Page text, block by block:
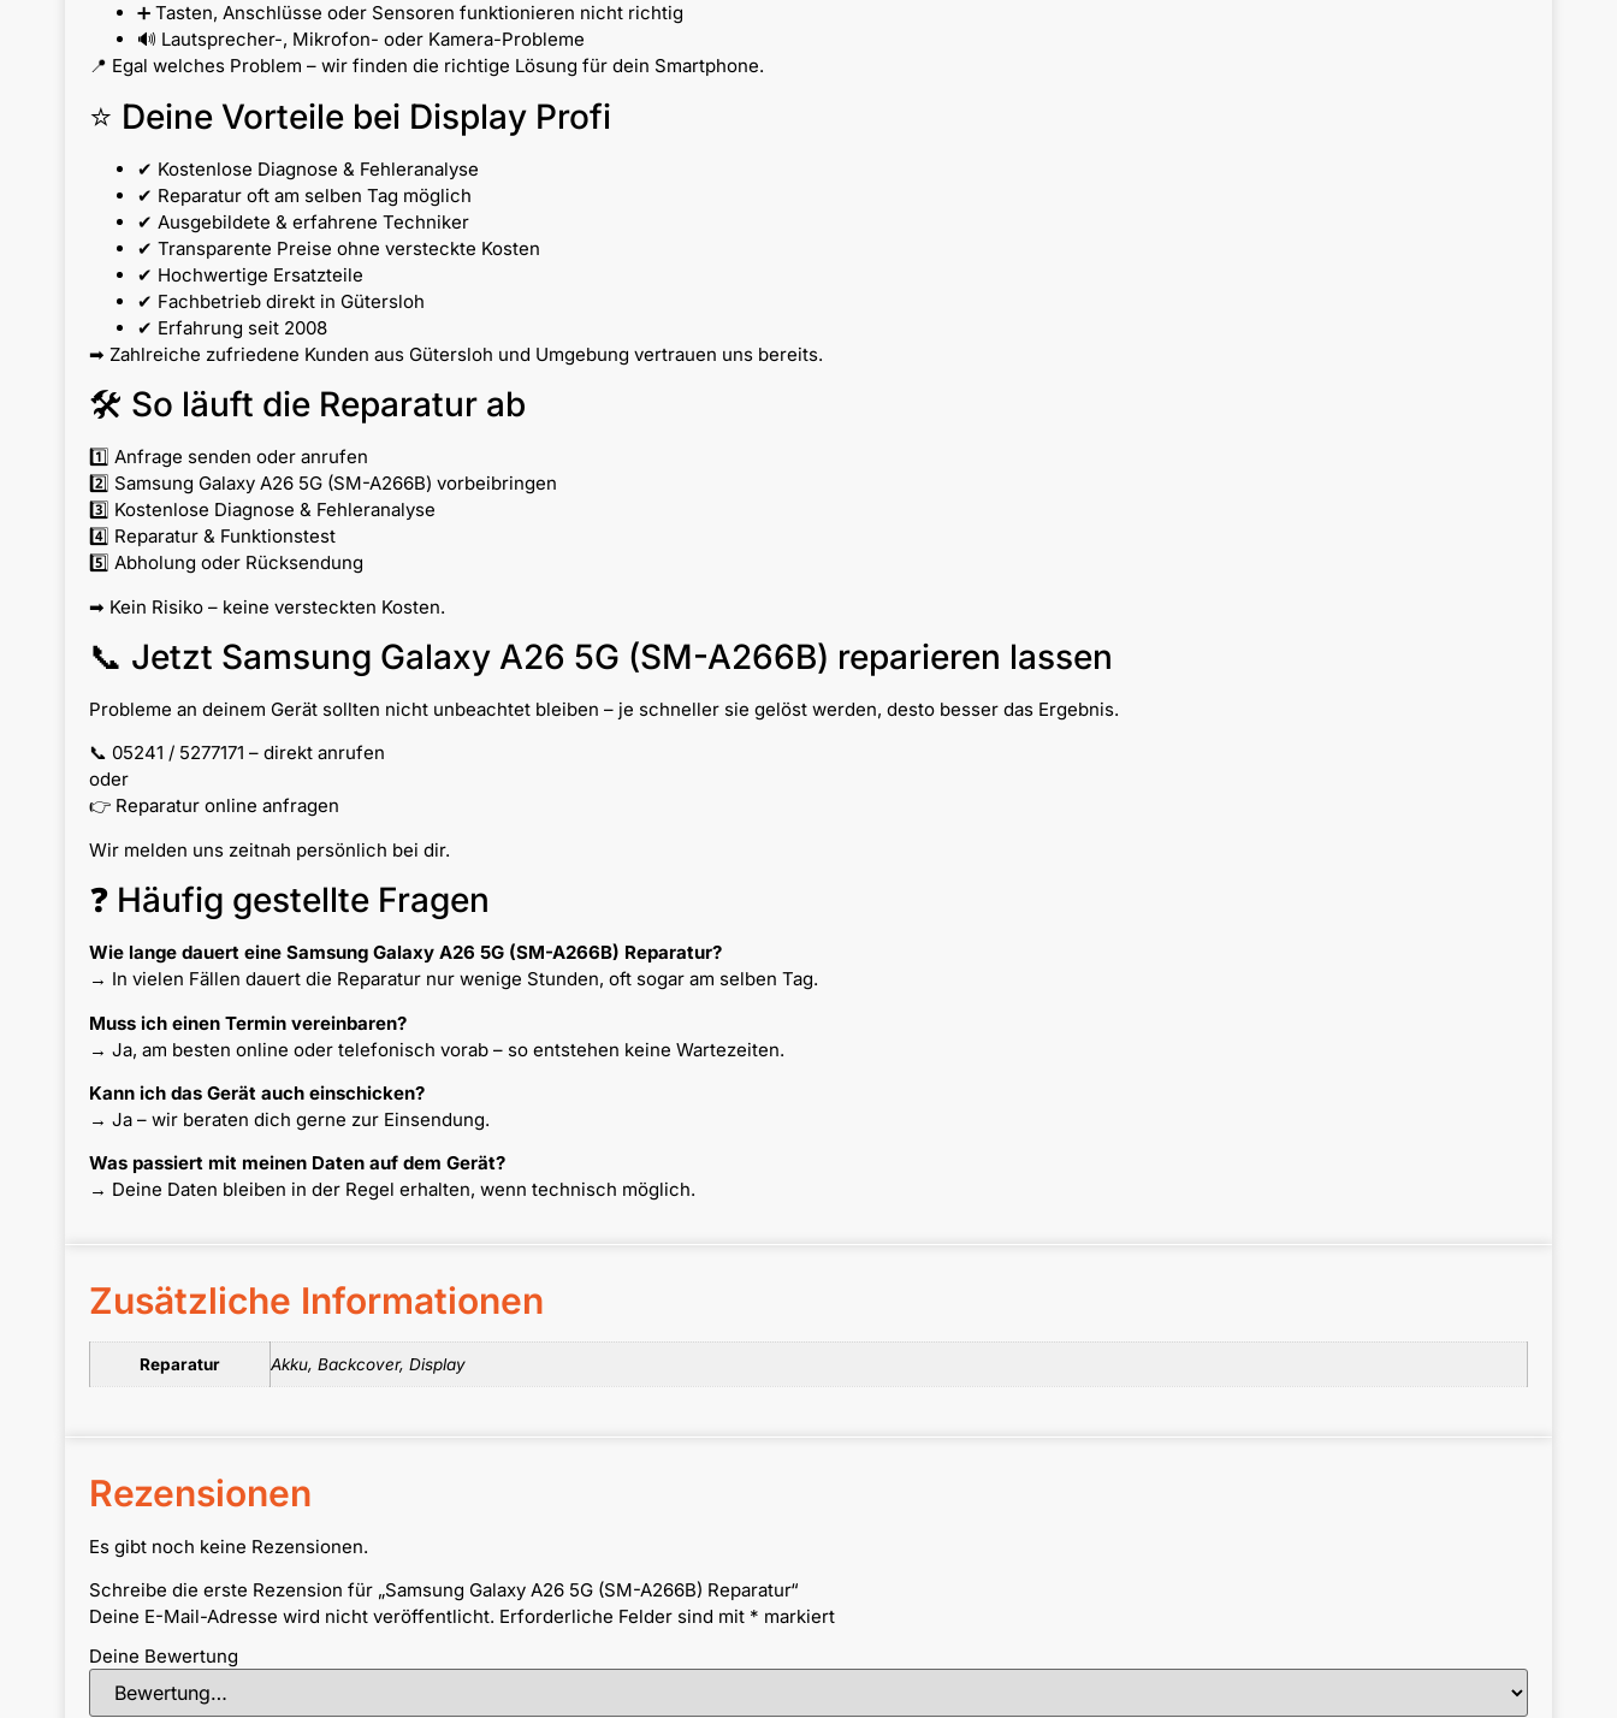
➕ Tasten, Anschlüsse oder Sensoren funktionieren nicht richtig
🔊 Lautsprecher-, Mikrofon- oder Kamera-Probleme
📍 Egal welches Problem – wir finden die richtige Lösung für dein Smartphone.
⭐ Deine Vorteile bei Display Profi
✔ Kostenlose Diagnose & Fehleranalyse
✔ Reparatur oft am selben Tag möglich
✔ Ausgebildete & erfahrene Techniker
✔ Transparente Preise ohne versteckte Kosten
✔ Hochwertige Ersatzteile
✔ Fachbetrieb direkt in Gütersloh
✔ Erfahrung seit 2008
➡ Zahlreiche zufriedene Kunden aus Gütersloh und Umgebung vertrauen uns bereits.
🛠 So läuft die Reparatur ab
1️⃣ Anfrage senden oder anrufen
2️⃣ Samsung Galaxy A26 5G (SM-A266B) vorbeibringen
3️⃣ Kostenlose Diagnose & Fehleranalyse
4️⃣ Reparatur & Funktionstest
5️⃣ Abholung oder Rücksendung
➡ Kein Risiko – keine versteckten Kosten.
📞 Jetzt Samsung Galaxy A26 5G (SM-A266B) reparieren lassen
Probleme an deinem Gerät sollten nicht unbeachtet bleiben – je schneller sie gelöst werden, desto besser das Ergebnis.
📞 05241 / 5277171 – direkt anrufen
oder
👉 Reparatur online anfragen
Wir melden uns zeitnah persönlich bei dir.
❓ Häufig gestellte Fragen
Wie lange dauert eine Samsung Galaxy A26 5G (SM-A266B) Reparatur?
→ In vielen Fällen dauert die Reparatur nur wenige Stunden, oft sogar am selben Tag.
Muss ich einen Termin vereinbaren?
→ Ja, am besten online oder telefonisch vorab – so entstehen keine Wartezeiten.
Kann ich das Gerät auch einschicken?
→ Ja – wir beraten dich gerne zur Einsendung.
Was passiert mit meinen Daten auf dem Gerät?
→ Deine Daten bleiben in der Regel erhalten, wenn technisch möglich.
Zusätzliche Informationen
Reparatur Akku, Backcover, Display
Rezensionen
Es gibt noch keine Rezensionen.
Schreibe die erste Rezension für „Samsung Galaxy A26 5G (SM-A266B) Reparatur“
Deine E-Mail-Adresse wird nicht veröffentlicht. Erforderliche Felder sind mit * markiert
Deine Bewertung